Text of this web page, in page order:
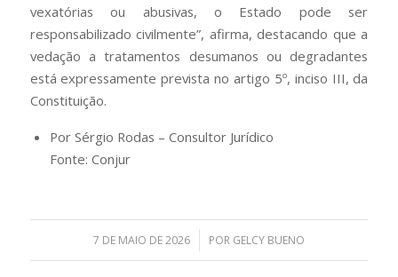
vexatórias ou abusivas, o Estado pode ser
responsabilizado civilmente”, afirma, destacando que a
vedação a tratamentos desumanos ou degradantes
está expressamente prevista no artigo 5º, inciso III, da
Constituição.
Por Sérgio Rodas – Consultor Jurídico
Fonte: Conjur
7 DE MAIO DE 2026
/ POR GELCY BUENO